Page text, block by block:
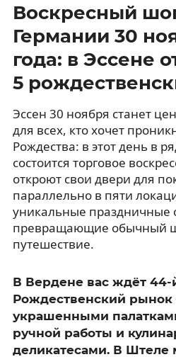
Воскресный
Германии 30
года: в Эссене
5
Эссен 30 ноября станет
для всех, кто хочет
Рождества: в этот день в
состоится торговое
откроют свои двери для
параллельно в пяти
уникальные праздничные
превращающие обычный
путешествие.
В Вердене вас ждёт
Рождественский рынок
украшенными
ручной работы и
деликатесами. В Штеле